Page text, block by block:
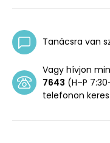
Tanácsra van
Vagy hívjon
7643 (H–P
telefonon